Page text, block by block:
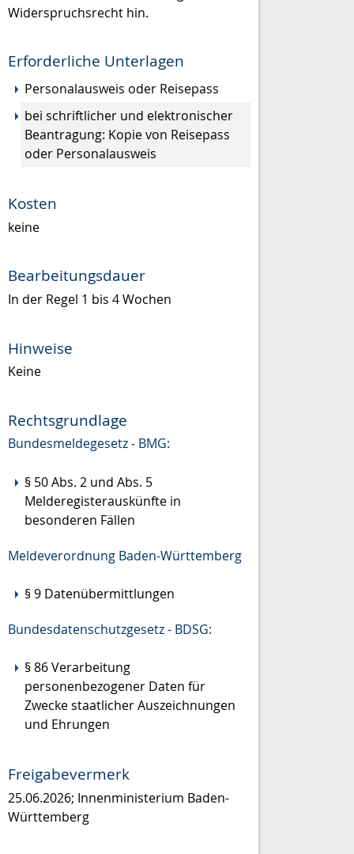
Widerspruchsrecht hin.
Erforderliche Unterlagen
Personalausweis oder Reisepass
bei schriftlicher und elektronischer
Beantragung: Kopie von Reisepass
oder Personalausweis
Kosten
keine
Bearbeitungsdauer
In der Regel 1 bis 4 Wochen
Hinweise
Keine
Rechtsgrundlage
Bundesmeldegesetz - BMG:
§ 50 Abs. 2 und Abs. 5
Melderegisterauskünfte in
besonderen Fällen
Meldeverordnung Baden-Württemberg
§ 9 Datenübermittlungen
Bundesdatenschutzgesetz - BDSG:
§ 86 Verarbeitung
personenbezogener Daten für
Zwecke staatlicher Auszeichnungen
und Ehrungen
Freigabevermerk
25.06.2026; Innenministerium Baden-
Württemberg